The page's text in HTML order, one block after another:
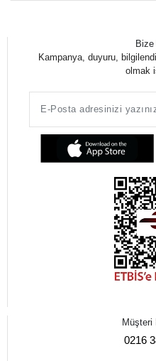
Bize
Kampanya, duyuru,
olmak
Müşteri
0216